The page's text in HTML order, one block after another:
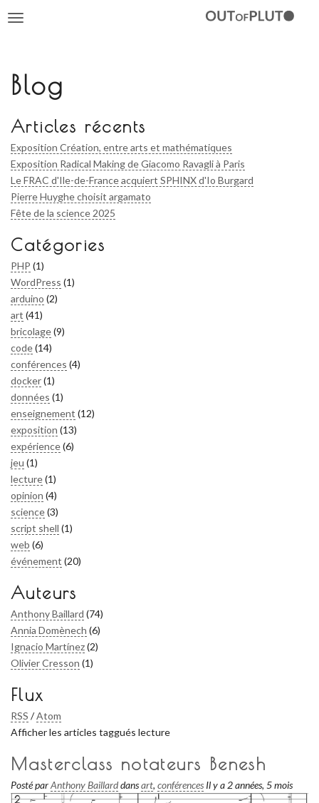
Toggle
Blog
Articles récents
Exposition Création, entre arts et mathématiques
Exposition Radical Making de Giacomo Ravagli à Paris
Le FRAC d'Ile-de-France acquiert SPHINX d'Io Burgard
Pierre Huyghe choisit argamato
Fête de la science 2025
Catégories
PHP (1)
WordPress (1)
arduino (2)
art (41)
bricolage(9)
code(14)
conférences (4)
docker(1)
données (1)
enseignement (12)
exposition (13)
expérience(6)
jeu (1)
lecture(1)
opinion (4)
science(3)
script shell (1)
web (6)
événement (20)
Auteurs
Anthony Baillard (74)
Annia Domènech (6)
Ignacio Martínez(2)
Olivier Cresson (1)
Flux
RSS /Atom
Afficher les articles taggués lecture
Masterclass notateurs Benesh
Posté parAnthony Baillarddansart, conférences Il y a 2 années, 5 mois